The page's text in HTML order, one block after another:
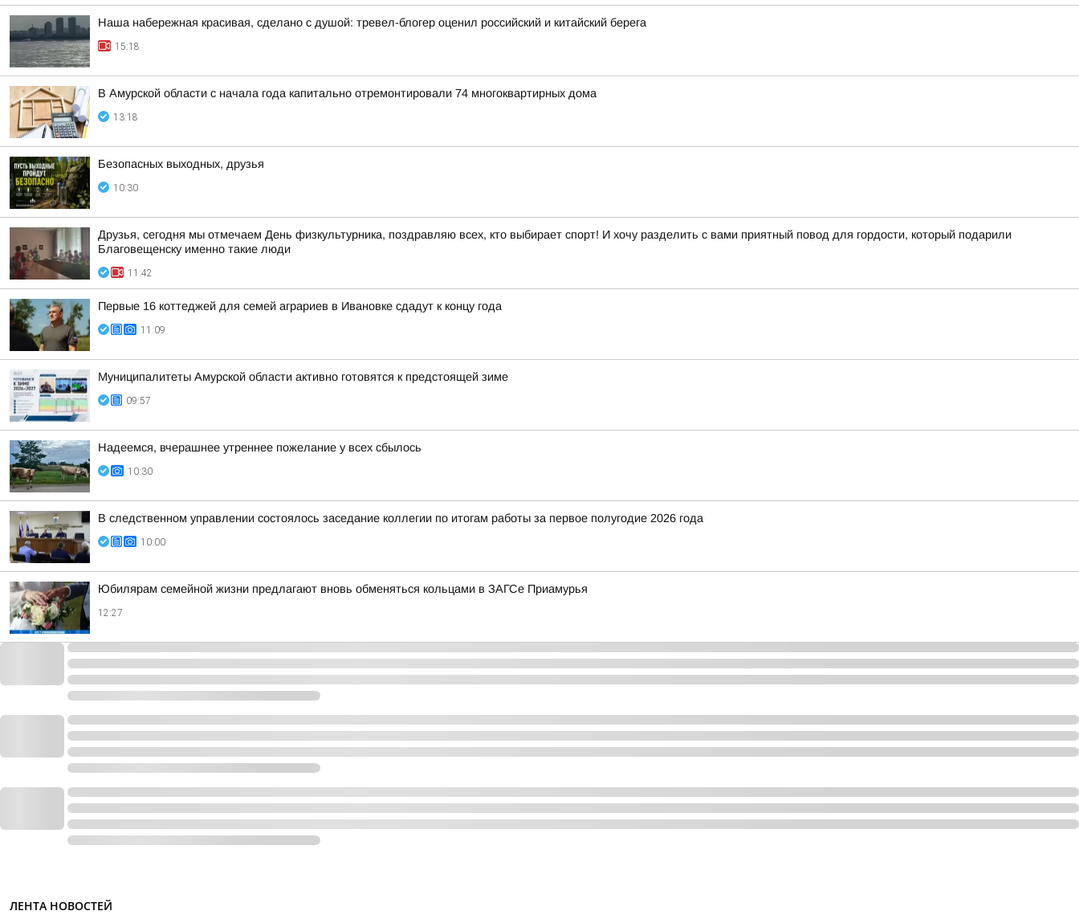
Наша набережная красивая, сделано с душой: тревел-блогер оценил российский и китайский берега
15:18
В Амурской области с начала года капитально отремонтировали 74 многоквартирных дома
13:18
Безопасных выходных, друзья
10:30
Друзья, сегодня мы отмечаем День физкультурника, поздравляю всех, кто выбирает спорт! И хочу разделить с вами приятный повод для гордости, который подарили
Благовещенску именно такие люди
11:42
Первые 16 коттеджей для семей аграриев в Ивановке сдадут к концу года
11:09
Муниципалитеты Амурской области активно готовятся к предстоящей зиме
09:57
Надеемся, вчерашнее утреннее пожелание у всех сбылось
10:30
В следственном управлении состоялось заседание коллегии по итогам работы за первое полугодие 2026 года
10:00
Юбилярам семейной жизни предлагают вновь обменяться кольцами в ЗАГСе Приамурья
12:27
ЛЕНТА НОВОСТЕЙ